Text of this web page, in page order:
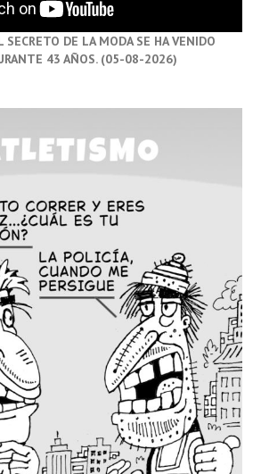
SECRETO DE LA MODA SE HA VENIDO
43 AÑOS. (05-08-2026)